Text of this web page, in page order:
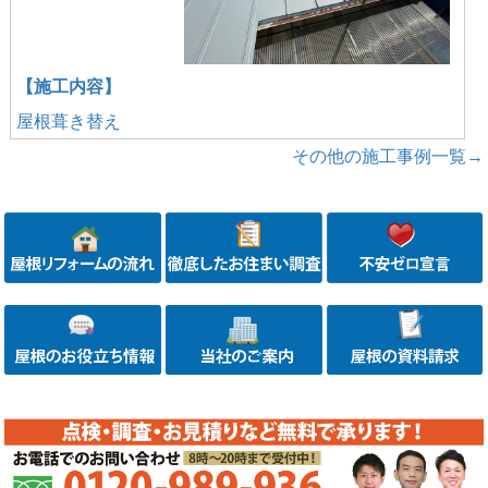
【施工内容】
屋根葺き替え
その他の施工事例一覧→